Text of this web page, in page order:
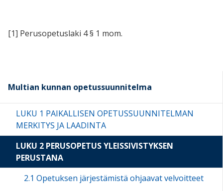
[1] Perusopetuslaki 4 § 1 mom.
Multian kunnan opetussuunnitelma
LUKU 1 PAIKALLISEN OPETUSSUUNNITELMAN
MERKITYS JA LAADINTA
LUKU 2 PERUSOPETUS YLEISSIVISTYKSEN
PERUSTANA
2.1 Opetuksen järjestämistä ohjaavat velvoitteet